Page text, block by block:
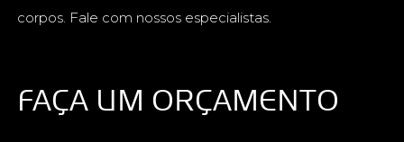
corpos. Fale com nossos especialistas.
FAÇA UM ORÇAMENTO